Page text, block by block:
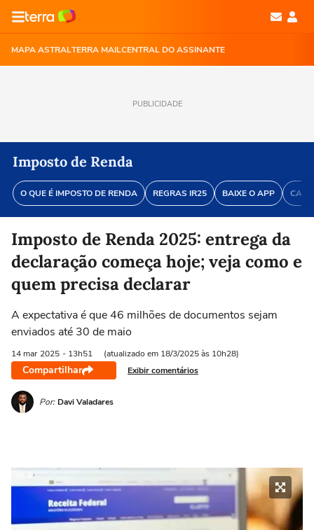
MAPA ASTRALTERRA MAILCENTRAL DO ASSINANTE
PUBLICIDADE
Imposto de Renda
O QUE É IMPOSTO DE RENDA REGRAS IR25 BAIXE O APP
Imposto de Renda 2025: entrega da
declaração começa hoje; veja como e
quem precisa declarar
A expectativa é que 46 milhões de documentos sejam
enviados até 30 de maio
14 mar 2025 - 13h51 (atualizado em 18/3/2025 às 10h28)
Compartilhar Exibir comentários
Por: Davi Valadares